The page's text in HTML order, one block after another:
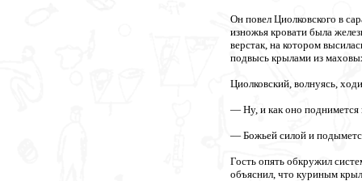
Он повел Циолковского в
изножья кровати была
верстак, на котором
подвысь крылами из
Циолковский, волнуясь,
— Ну, и как оно поднимется
— Божьей силой и
Гость опять обкружил
объяснил, что куриным